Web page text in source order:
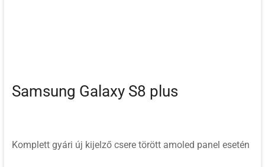
Samsung Galaxy S8 plus
Komplett gyári új kijelző csere törött amoled panel esetén